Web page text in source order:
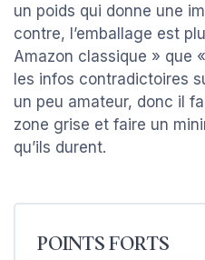
un poids qui donne une
contre, l’emballage est
Amazon classique » que
les infos contradictoires
un peu amateur, donc il
zone grise et faire un
qu’ils durent.
POINTS FORTS